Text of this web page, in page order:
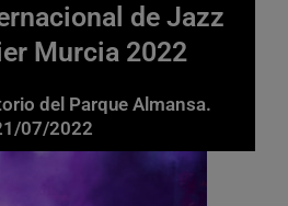
de Jazz
Murcia 2022
del Parque Almansa.
07/2022